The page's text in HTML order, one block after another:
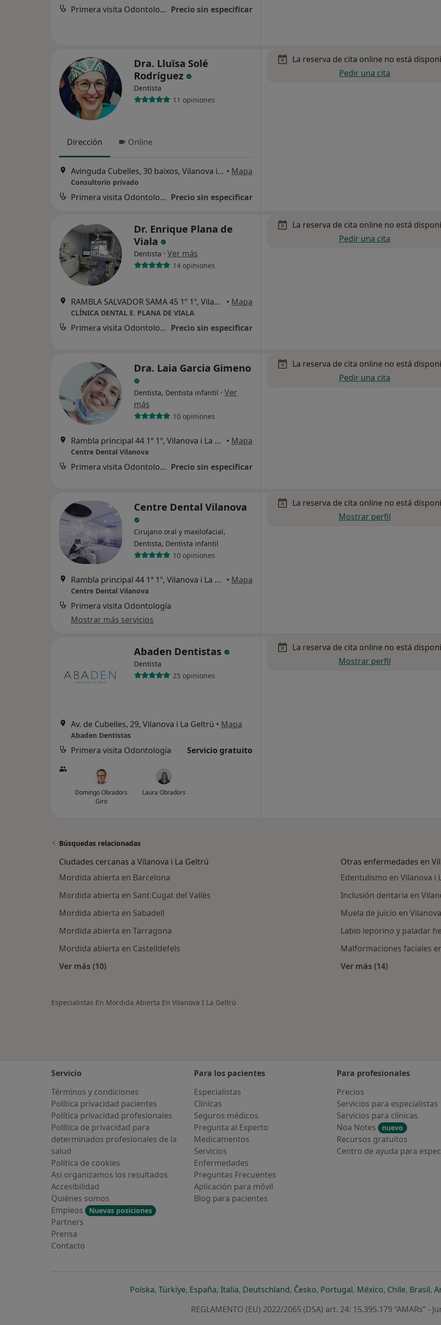
Primera visita Odontología Precio sin especificar
Dra. Lluïsa Solé
Rodríguez
Dentista
11 opiniones
Dirección Online
Avinguda Cubelles, 30 baixos, Vilanova i La Geltrú • Mapa
Consultorio privado
Primera visita Odontología Precio sin especificar
La reserva de cita online no está
Pedir una cita
Dr. Enrique Plana de
Viala
Dentista · Ver más
14 opiniones
RAMBLA SALVADOR SAMA 45 1º 1º, Vilanova i La Geltrú • Mapa
CLÍNICA DENTAL E. PLANA DE VIALA
Primera visita Odontología Precio sin especificar
La reserva de cita online no está
Pedir una cita
Dra. Laia Garcia Gimeno
Dentista, Dentista infantil · Ver
más
10 opiniones
Rambla principal 44 1ª 1º, Vilanova i La Geltrú • Mapa
Centre Dental Vilanova
Primera visita Odontología Precio sin especificar
La reserva de cita online no está
Pedir una cita
Centre Dental Vilanova
Cirujano oral y maxilofacial,
Dentista, Dentista infantil
10 opiniones
Rambla principal 44 1ª 1º, Vilanova i La Geltrú • Mapa
Centre Dental Vilanova
Primera visita Odontología
Mostrar más servicios
La reserva de cita online no está
Mostrar perfil
Abaden Dentistas
Dentista
25 opiniones
Av. de Cubelles, 29, Vilanova i La Geltrú • Mapa
Abaden Dentistas
Primera visita Odontología Servicio gratuito
Domingo Obradors
Giro
Laura Obradors
La reserva de cita online no está
Mostrar perfil
Búsquedas relacionadas
Ciudades cercanas a Vilanova i La Geltrú
Mordida abierta en Barcelona
Mordida abierta en Sant Cugat del Vallès
Mordida abierta en Sabadell
Mordida abierta en Tarragona
Mordida abierta en Castelldefels
Ver más (10)
Otras enfermedades en
Edentulismo en Vilanova i
Inclusión dentaria en
Muela de juicio en
Labio leporino y paladar
Malformaciones faciales
Ver más (14)
Especialistas En Mordida Abierta En Vilanova I La Geltrú
Servicio
Términos y condiciones
Política privacidad pacientes
Política privacidad profesionales
Política de privacidad para
determinados profesionales de la
salud
Política de cookies
Así organizamos los resultados
Accesibilidad
Quiénes somos
Empleos
Nuevas posiciones
Partners
Prensa
Contacto
Para los pacientes
Especialistas
Clínicas
Seguros médicos
Pregunta al Experto
Medicamentos
Servicios
Enfermedades
Preguntas Frecuentes
Aplicación para móvil
Blog para pacientes
Para profesionales
Precios
Servicios para especialistas
Servicios para clínicas
Noa Notes
nuevo
Recursos gratuitos
Centro de ayuda para
Polskase abre en una nueva pestaña
, Türkiyese abre en una nueva pestaña
, Españase abre en una nueva pestaña
, Italiase abre en una nueva pestaña
, Deutschlandse abre en una nueva pestaña
, Českose abre en una nueva pestaña
, Portugalse abre en una nueva
, Méxicose abre en una
, Chilese abre
, Brasilse
,
REGLAMENTO (EU) 2022/2065 (DSA) art. 24: 15.395.179 “AMARs” -